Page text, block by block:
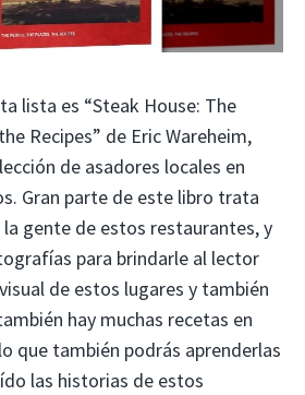
lista es “Steak House: The
Recipes” de Eric Wareheim,
de asadores locales en
Gran parte de este libro trata
gente de estos restaurantes, y
para brindarle al lector
de estos lugares y también
hay muchas recetas en
que también podrás aprenderlas
las historias de estos